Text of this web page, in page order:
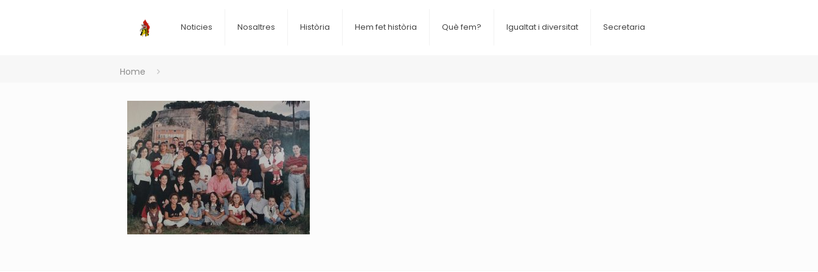
Noticies Nosaltres Història Hem fet història Què fem? Igualtat i diversitat Secretaria
Home